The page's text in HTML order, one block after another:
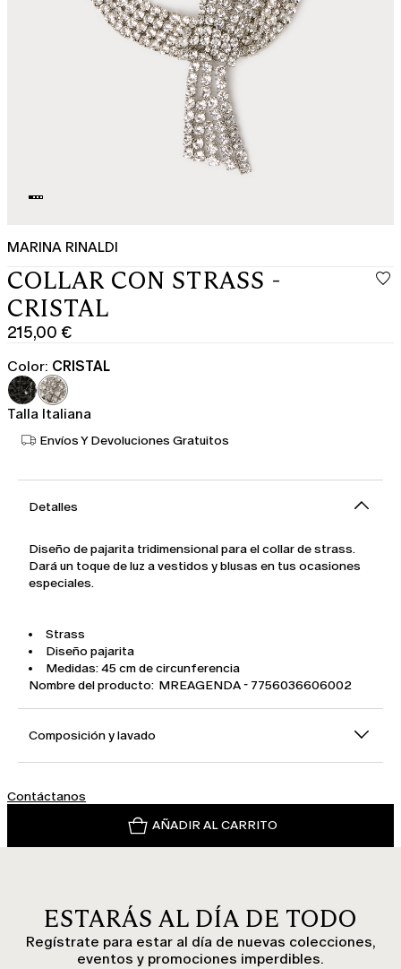
MARINA RINALDI
COLLAR CON STRASS -
CRISTAL
215,00 €
Precio
actual
215,00
€
Color: CRISTAL
Talla Italiana
Envíos Y Devoluciones Gratuitos
Detalles
Diseño de pajarita tridimensional para el collar de strass.
Dará un toque de luz a vestidos y blusas en tus ocasiones
especiales.
Strass
Diseño pajarita
Medidas: 45 cm de circunferencia
Nombre del producto: MREAGENDA - 7756036606002
Composición y lavado
Contáctanos
AÑADIR AL CARRITO
ESTARÁS AL DÍA DE TODO
Regístrate para estar al día de nuevas colecciones,
eventos y promociones imperdibles.